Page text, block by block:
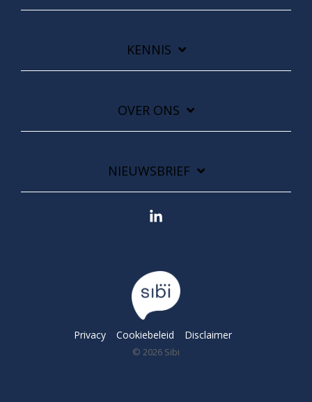
KENNIS
OVER ONS
NIEUWSBRIEF
Privacy Cookiebeleid Disclaimer
© 2026 Sibi